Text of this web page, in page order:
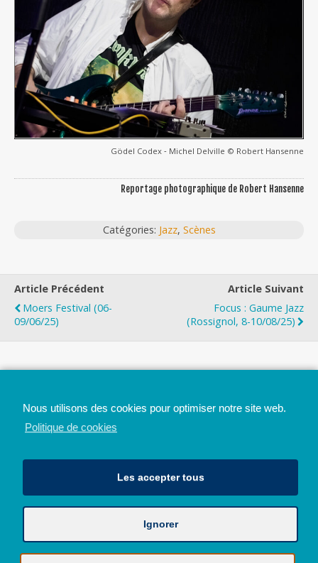
Gödel Codex ‐ Michel Delville © Robert Hansenne
Reportage photographique de Robert Hansenne
Catégories: Jazz, Scènes
Article Précédent
Moers Festival (06-
09/06/25)
Article Suivant
Focus : Gaume Jazz
(Rossignol, 8-10/08/25)
Avec le soutien de la Province de Liège
© 2026 - Tous droits réservés - JazzMania
Nous utilisons des cookies pour optimiser notre site web.
Politique de cookies
Les accepter tous
Ignorer